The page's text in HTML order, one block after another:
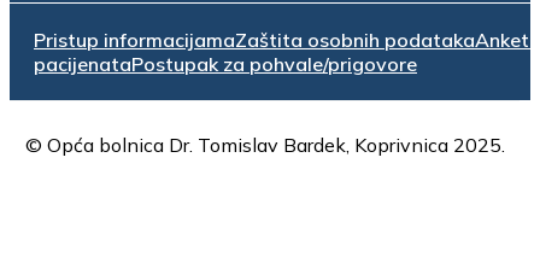
Pristup informacijamaZaštita osobnih podatakaAnketa
pacijenataPostupak za pohvale/prigovore
© Opća bolnica Dr. Tomislav Bardek, Koprivnica 2025.